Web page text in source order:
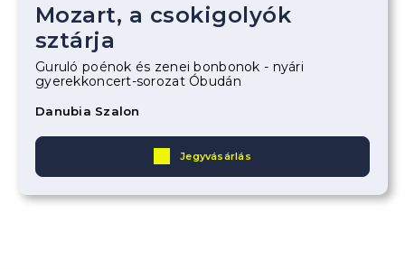
Mozart, a csokigolyók
sztárja
Guruló poénok és zenei bonbonok - nyári
gyerekkoncert-sorozat Óbudán
Danubia Szalon
Jegyvásárlás